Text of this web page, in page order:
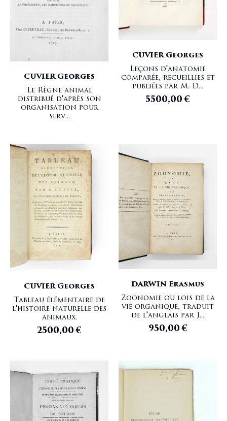
CUVIER Georges
Le Règne animal
distribué d'après son
organisation pour
serv...
CUVIER Georges
Leçons d'anatomie
comparée, recueillies et
publiées par M. D...
5500,00€
CUVIER Georges
Tableau élémentaire de
l'histoire naturelle des
animaux.
2500,00€
DARWIN Erasmus
Zoonomie ou lois de la
vie organique, traduit
de l'anglais par J...
950,00€